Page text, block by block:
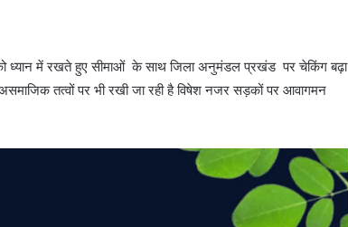
को ध्यान में रखते हुए सीमाओं के साथ जिला अनुमंडल प्रखंड पर चेकिंग बढ़ा
तत्वों पर भी रखी जा रही है विषेश नजर सड़कों पर आवागमन